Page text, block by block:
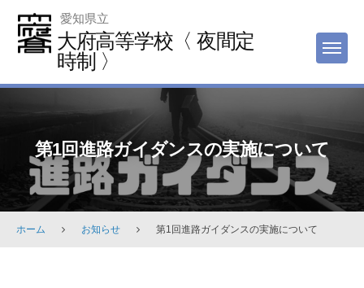
content
愛知県立
大府高等学校〈 夜間定
時制 〉
MENU
第1回進路ガイダンスの実施について
ホーム お知らせ 第1回進路ガイダンスの実施について